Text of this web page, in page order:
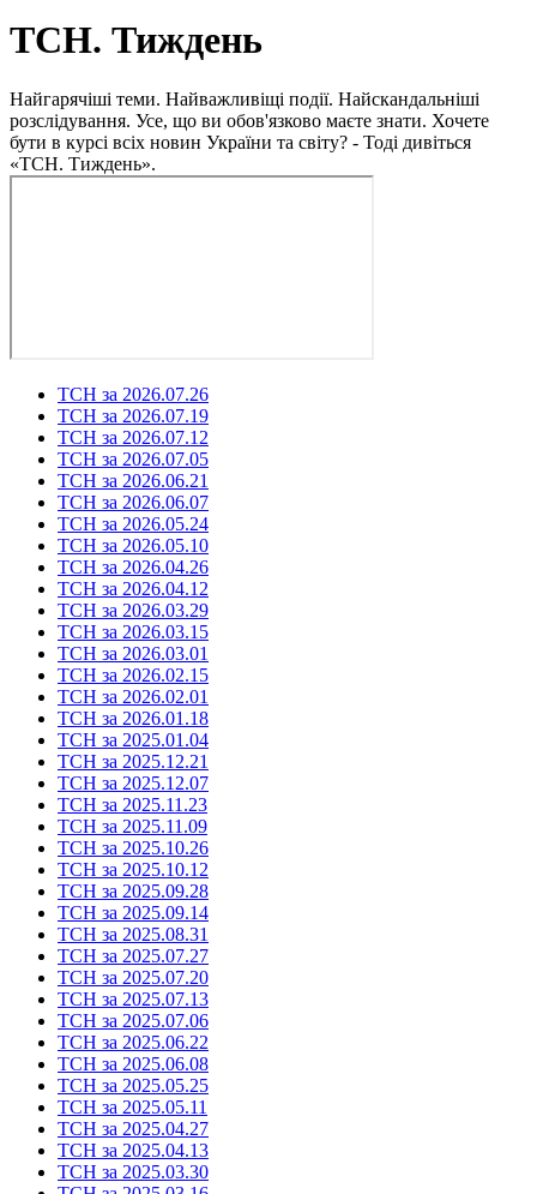
ТСН. Тиждень
Найгарячіші теми. Найважливіщі події. Найскандальніші
розслідування. Усе, що ви обов'язково маєте знати. Хочете
бути в курсі всіх новин України та світу? - Тоді дивіться
«ТСН. Тиждень».
ТСН за 2026.07.26
ТСН за 2026.07.19
ТСН за 2026.07.12
ТСН за 2026.07.05
ТСН за 2026.06.21
ТСН за 2026.06.07
ТСН за 2026.05.24
ТСН за 2026.05.10
ТСН за 2026.04.26
ТСН за 2026.04.12
ТСН за 2026.03.29
ТСН за 2026.03.15
ТСН за 2026.03.01
ТСН за 2026.02.15
ТСН за 2026.02.01
ТСН за 2026.01.18
ТСН за 2025.01.04
ТСН за 2025.12.21
ТСН за 2025.12.07
ТСН за 2025.11.23
ТСН за 2025.11.09
ТСН за 2025.10.26
ТСН за 2025.10.12
ТСН за 2025.09.28
ТСН за 2025.09.14
ТСН за 2025.08.31
ТСН за 2025.07.27
ТСН за 2025.07.20
ТСН за 2025.07.13
ТСН за 2025.07.06
ТСН за 2025.06.22
ТСН за 2025.06.08
ТСН за 2025.05.25
ТСН за 2025.05.11
ТСН за 2025.04.27
ТСН за 2025.04.13
ТСН за 2025.03.30